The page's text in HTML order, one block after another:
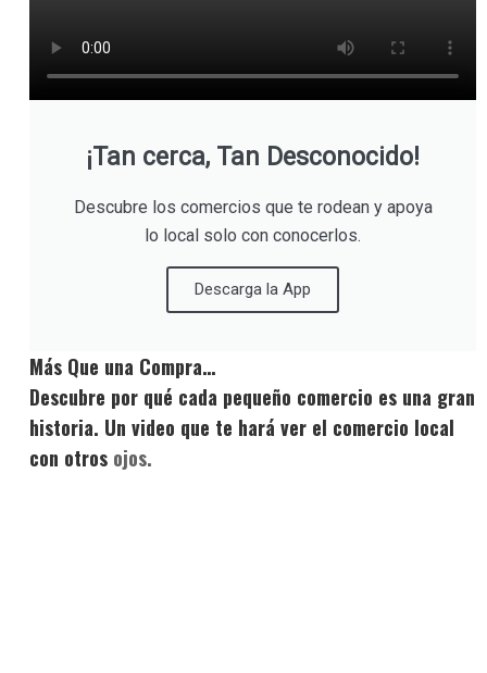
¡Tan cerca, Tan Desconocido!
Descubre los comercios que te rodean y apoya
lo local solo con conocerlos.
Descarga la App
Más Que una Compra…
Descubre por qué cada pequeño comercio es una gran
historia. Un video que te hará ver el comercio local
con otros ojos.